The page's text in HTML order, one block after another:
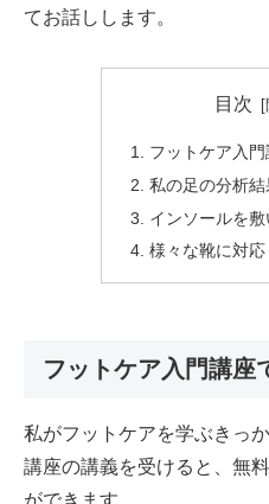
てお話しします。
目次
フットケア入
私の足の分析結
インソールを
様々な靴に対応
フットケア入門講座
私がフットケアを学ぶきっ
講座の講義を受けると、無